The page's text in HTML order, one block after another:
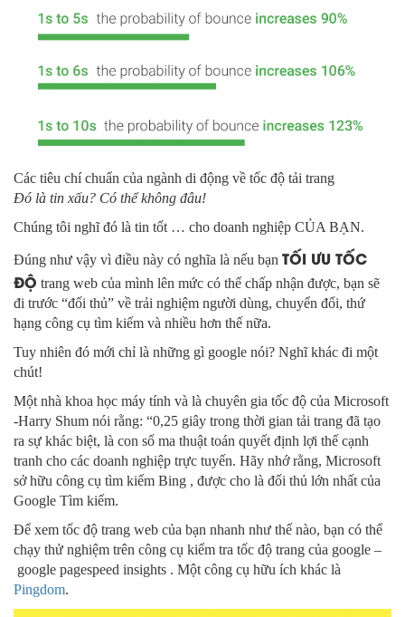
Các tiêu chí chuẩn của ngành di động về tốc độ tải trang
Đó là tin xấu? Có thể không đâu!
Chúng tôi nghĩ đó là tin tốt … cho doanh nghiệp CỦA BẠN.
Đúng như vậy vì điều này có nghĩa là nếu bạn TỐI ƯU TỐC
ĐỘ trang web của mình lên mức có thể chấp nhận được, bạn sẽ
đi trước “đối thủ” về trải nghiệm người dùng, chuyển đổi, thứ
hạng công cụ tìm kiếm và nhiều hơn thế nữa.
Tuy nhiên đó mới chỉ là những gì google nói? Nghĩ khác đi một
chút!
Một nhà khoa học máy tính và là chuyên gia tốc độ của Microsoft
-Harry Shum nói rằng: “0,25 giây trong thời gian tải trang đã tạo
ra sự khác biệt, là con số ma thuật toán quyết định lợi thế cạnh
tranh cho các doanh nghiệp trực tuyến. Hãy nhớ rằng, Microsoft
sở hữu công cụ tìm kiếm Bing , được cho là đối thủ lớn nhất của
Google Tìm kiếm.
Để xem tốc độ trang web của bạn nhanh như thế nào, bạn có thể
chạy thử nghiệm trên công cụ kiểm tra tốc độ trang của google –
google pagespeed insights . Một công cụ hữu ích khác là
Pingdom.